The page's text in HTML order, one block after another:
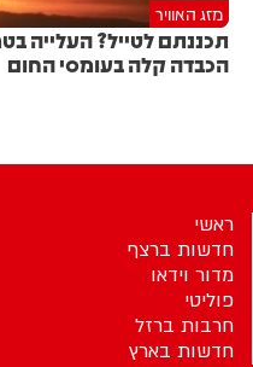
מזג האוויר
תכננתם לטייל? העלייה
הכבדה קלה בעומסי החום
ראשי
חדשות ברצף
מדור וידאו
פוליטי
חרבות ברזל
חדשות בארץ